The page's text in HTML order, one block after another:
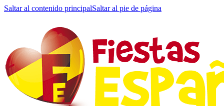
Saltar al contenido principalSaltar al pie de página